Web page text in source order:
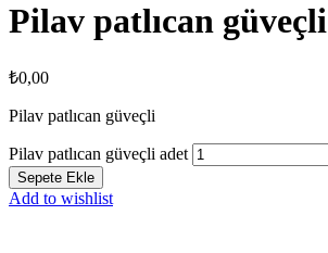
Pilav patlıcan güveçli
₺0,00
Pilav patlıcan güveçli
Pilav patlıcan güveçli adet
Sepete Ekle
Add to wishlist